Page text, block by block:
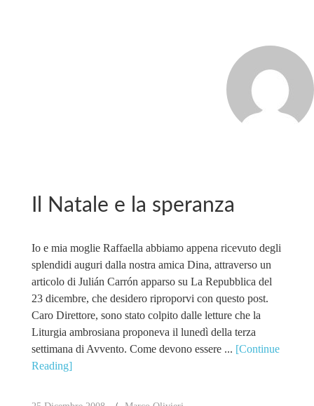
Il Natale e la speranza
Io e mia moglie Raffaella abbiamo appena ricevuto degli
splendidi auguri dalla nostra amica Dina, attraverso un
articolo di Julián Carrón apparso su La Repubblica del
23 dicembre, che desidero riproporvi con questo post.
Caro Direttore, sono stato colpito dalle letture che la
Liturgia ambrosiana proponeva il lunedì della terza
settimana di Avvento. Come devono essere ... [Continue
Reading]